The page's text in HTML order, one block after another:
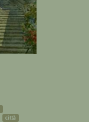
città